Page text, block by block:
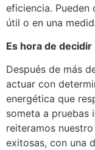
eficiencia. Pueden
útil o en una
Es hora de decidir
Después de más
actuar con
energética que
someta a pruebas
reiteramos
exitosas, con una